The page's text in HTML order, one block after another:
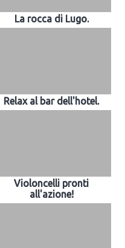
La rocca di Lugo.
Relax al bar dell'hotel.
Violoncelli pronti
all'azione!